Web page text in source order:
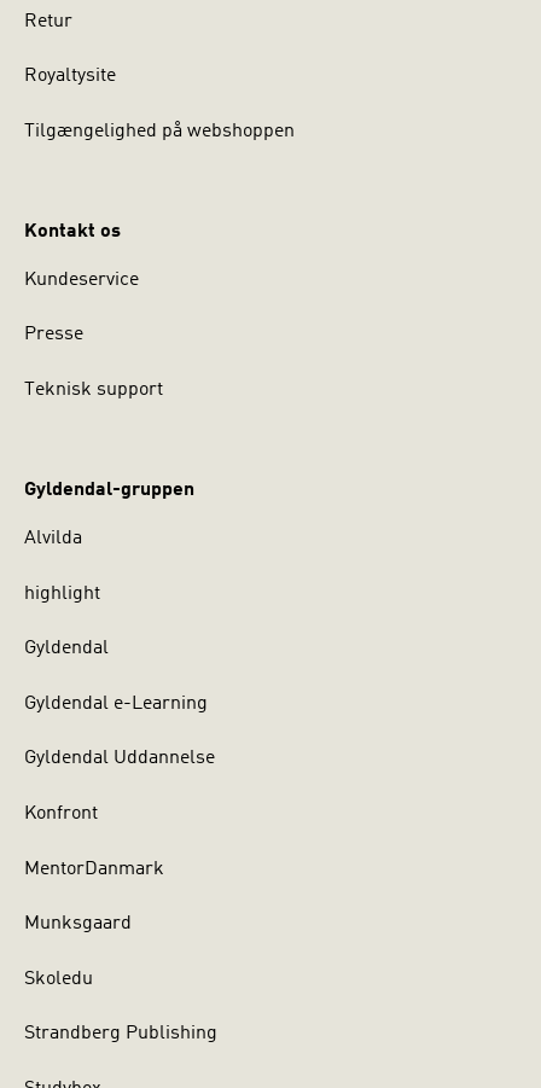
Retur
Royaltysite
Tilgængelighed på webshoppen
Kontakt os
Kundeservice
Presse
Teknisk support
Gyldendal-gruppen
Alvilda
highlight
Gyldendal
Gyldendal e-Learning
Gyldendal Uddannelse
Konfront
MentorDanmark
Munksgaard
Skoledu
Strandberg Publishing